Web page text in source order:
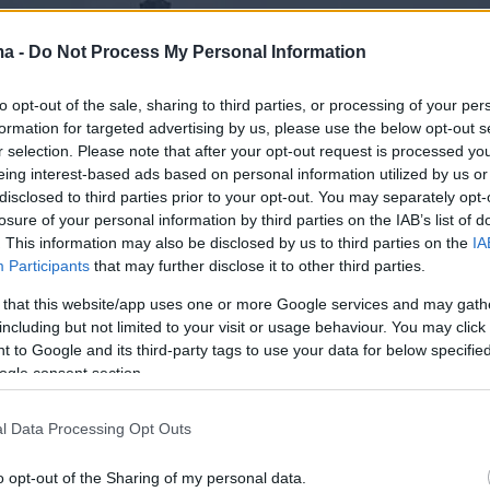
- Do Not Process My Personal Information
opt-out of the sale, sharing to third parties, or processing of your
for targeted advertising by us, please use the below opt-out
selection. Please note that after your opt-out request is processed
interest-based ads based on personal information utilized by us
to third parties prior to your opt-out. You may separately
of your personal information by third parties on the IAB’s list of
This information may also be disclosed by us to third parties on the
Participants that may further disclose it to other third parties.
that this website/app uses one or more Google services and may
but not limited to your visit or usage behaviour. You may
to Google and its third-party tags to use your data for below
consent section.
Data Processing Opt Outs
opt-out of the Sharing of my personal data.
μιασφαίρα από ατσάλι βάρους 660